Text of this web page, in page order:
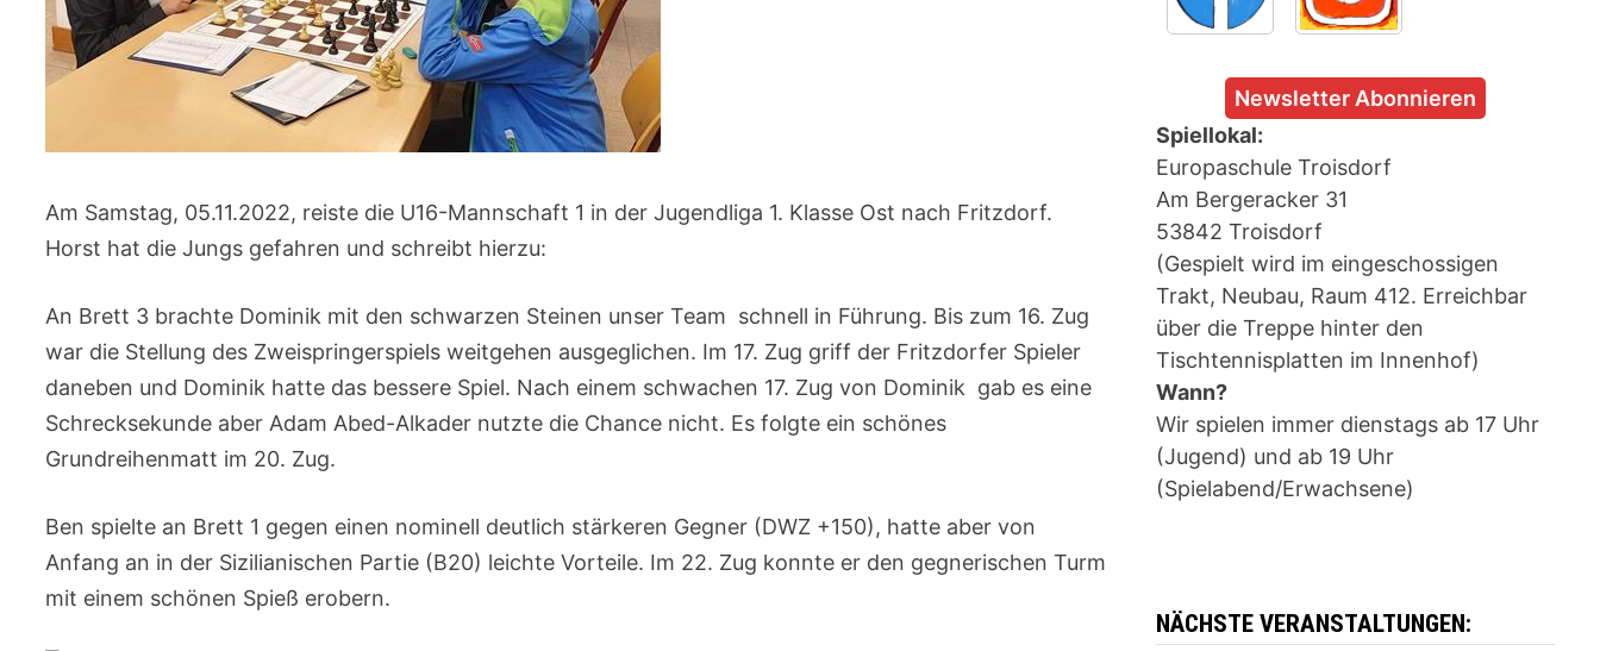
Am Samstag, 05.11.2022, reiste die U16-Mannschaft 1 in der Jugendliga 1. Klasse Ost nach Fritzdorf.
Horst hat die Jungs gefahren und schreibt hierzu:
An Brett 3 brachte Dominik mit den schwarzen Steinen unser Team schnell in Führung. Bis zum 16. Zug
war die Stellung des Zweispringerspiels weitgehen ausgeglichen. Im 17. Zug griff der Fritzdorfer Spieler
daneben und Dominik hatte das bessere Spiel. Nach einem schwachen 17. Zug von Dominik gab es eine
Schrecksekunde aber Adam Abed-Alkader nutzte die Chance nicht. Es folgte ein schönes
Grundreihenmatt im 20. Zug.
Ben spielte an Brett 1 gegen einen nominell deutlich stärkeren Gegner (DWZ +150), hatte aber von
Anfang an in der Sizilianischen Partie (B20) leichte Vorteile. Im 22. Zug konnte er den gegnerischen Turm
mit einem schönen Spieß erobern.
Newsletter Abonnieren
Spiellokal:
Europaschule Troisdorf
Am Bergeracker 31
53842 Troisdorf
(Gespielt wird im eingeschossigen
Trakt, Neubau, Raum 412. Erreichbar
über die Treppe hinter den
Tischtennisplatten im Innenhof)
Wann?
Wir spielen immer dienstags ab 17 Uhr
(Jugend) und ab 19 Uhr
(Spielabend/Erwachsene)
NÄCHSTE VERANSTALTUNGEN: